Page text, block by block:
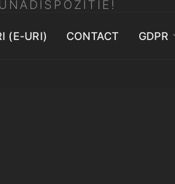
(E-URI) CONTACT GDPR